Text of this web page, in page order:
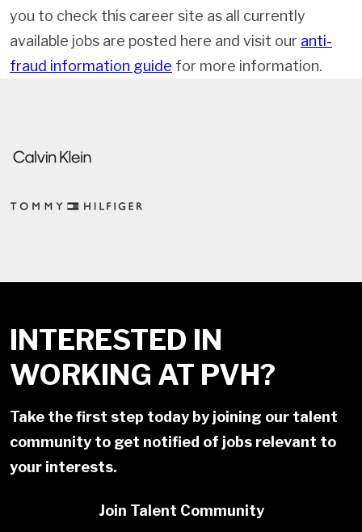
you to check this career site as all currently
available jobs are posted here and visit our anti-
fraud information guide for more information.
INTERESTED IN
WORKING AT PVH?
Take the first step today by joining our talent
community to get notified of jobs relevant to
your interests.
Join Talent Community